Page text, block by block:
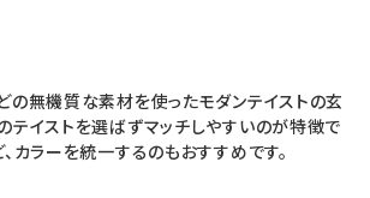
の無機質な素材を使ったモダンテイストの玄
テイストを選ばずマッチしやすいのが特徴で
カラーを統一するのもおすすめです。